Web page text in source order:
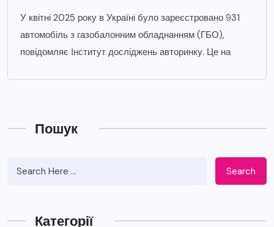
У квітні 2025 року в Україні було зареєстровано 931
автомобіль з газобалонним обладнанням (ГБО),
повідомляє Інститут досліджень авторинку. Це на
Пошук
Search
Категорії